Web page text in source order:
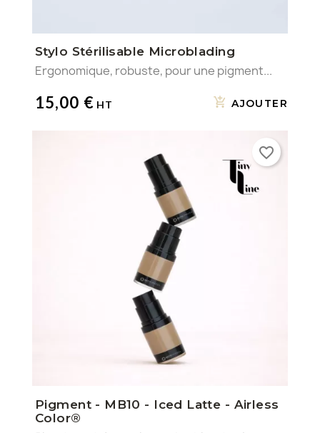
Stylo Stérilisable Microblading
Ergonomique, robuste, pour une pigment...
15,00 € AJOUTER
Pigment - MB10 - Iced Latte - Airless
Color®
favorite_border